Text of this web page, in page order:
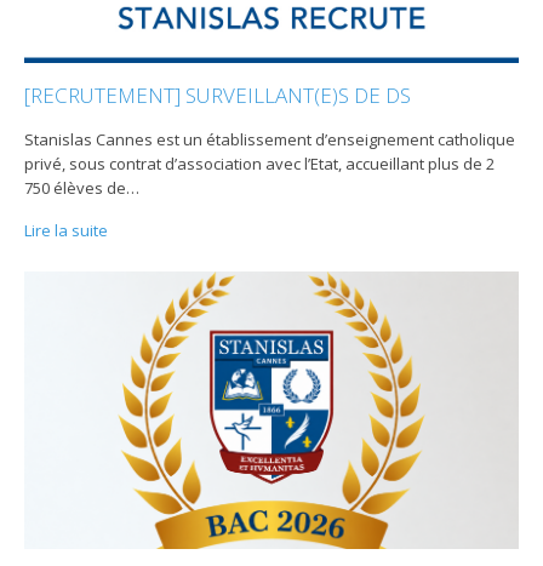
[RECRUTEMENT] SURVEILLANT(E)S DE DS
Stanislas Cannes est un établissement d’enseignement catholique
privé, sous contrat d’association avec l’Etat, accueillant plus de 2
750 élèves de…
Lire la suite